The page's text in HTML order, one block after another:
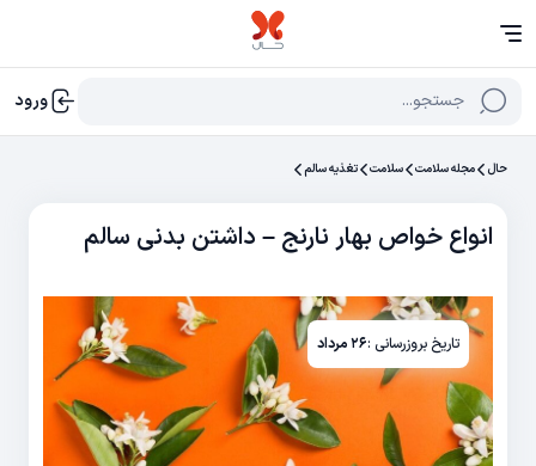
جستجو... ورود
حال مجله سلامت سلامت تغذیه سالم
انواع خواص بهار نارنج – داشتن بدنی سالم
تاریخ بروزرسانی :۲۶ مرداد